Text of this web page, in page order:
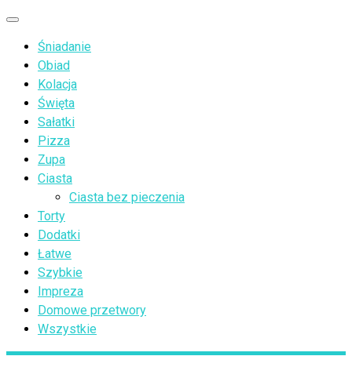
Przejdź
treści
Menu
Śniadanie
Obiad
Kolacja
Święta
Sałatki
Pizza
Zupa
Ciasta
Ciasta bez pieczenia
Torty
Dodatki
Łatwe
Szybkie
Impreza
Domowe przetwory
Wszystkie